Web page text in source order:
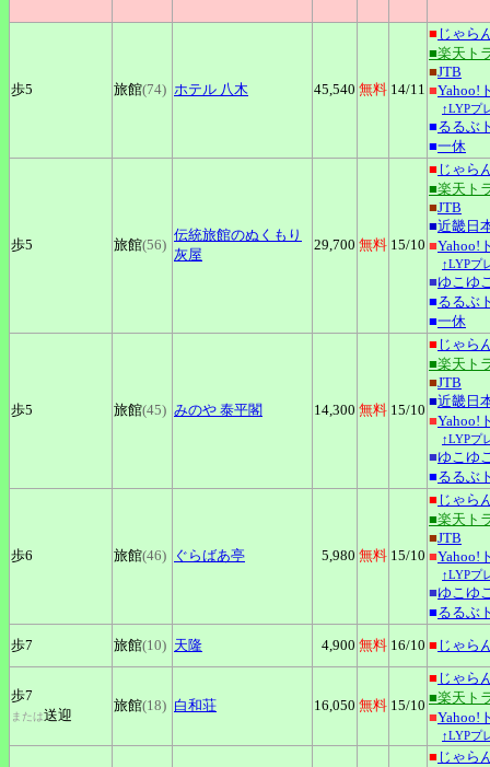
歩5 旅館(74) ホテル 八木 45,540 無料 14/11
■ じゃら
■楽天ト
■JTB
■Yahoo!
↑LYPプ
■るるぶ
■一休
歩5 旅館(56)
伝統旅館のぬくもり
灰屋
29,700 無料 15/10
■ じゃら
■楽天ト
■JTB
■近畿日
■Yahoo!
↑LYPプ
■ゆこゆ
■るるぶ
■一休
歩5 旅館(45) みのや 泰平閣 14,300 無料 15/10
■ じゃら
■楽天ト
■JTB
■近畿日
■Yahoo!
↑LYPプ
■ゆこゆ
■るるぶ
歩6 旅館(46) ぐらばあ亭 5,980 無料 15/10
■ じゃら
■楽天ト
■JTB
■Yahoo!
↑LYPプ
■ゆこゆ
■るるぶ
歩7
旅館(10) 天隆 4,900 無料 16/10 ■ じゃら
歩7
または送迎
旅館(18) 白和荘 16,050 無料 15/10
■ じゃら
■楽天ト
■Yahoo!
↑LYPプ
■ じゃら